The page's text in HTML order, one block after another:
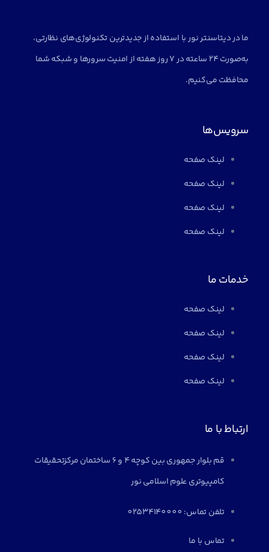
ما در دیتاسنتر نور با استفاده از جدیدترین تکنولوژی‌های نظارتی،
به‌صورت 24 ساعته در 7 روز هفته از امنیت سرورها و شبکه شما
محافظت می‌کنیم.
سرویس‌ها
لینک صفحه
لینک صفحه
لینک صفحه
لینک صفحه
خدمات ما
لینک صفحه
لینک صفحه
لینک صفحه
لینک صفحه
ارتباط با ما
قم بلوار جمهوری بین کوچه 4 و 6 ساختمان مرکزتحقیقات
کامپیوتری علوم اسلامی نور
تلفن تماس: 02534140000
تماس با ما